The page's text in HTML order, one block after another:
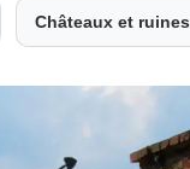
Châteaux et ruines